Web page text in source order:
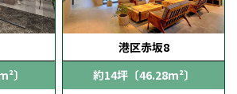
〕
港区赤坂8
約14坪〔46.28m²〕